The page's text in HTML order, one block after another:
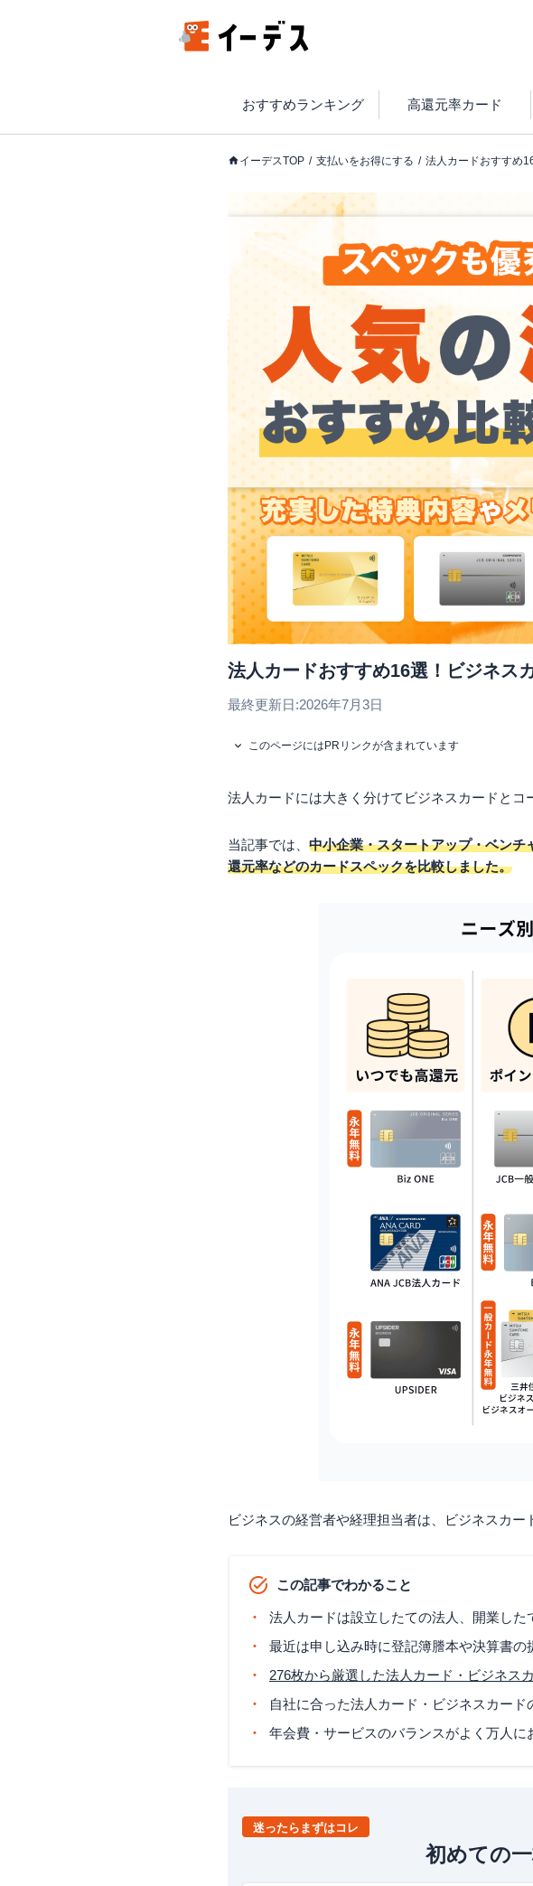
おすすめランキング 高還元率カード
イーデスTOP 支払いをお得にする 法人カードおすすめ
法人カードおすすめ16選！ビジネス
最終更新日:2026年7月3日
このページにはPRリンクが含まれています
法人カードには大きく分けてビジネスカードとコ
当記事では、 中小企業・スタートアップ・ベン
還元率などのカードスペックを比較しました。
ビジネスの経営者や経理担当者は、ビジネスカー
この記事でわかること
法人カードは設立したての法人、開業し
最近は申し込み時に登記簿謄本や決算書
276枚から厳選した法人カード・ビジネス
自社に合った法人カード・ビジネスカード
年会費・サービスのバランスがよく万人に
迷ったらまずはコレ
初めての